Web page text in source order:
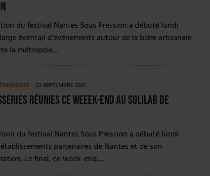
du festival Nantes Sous Pression a débuté lundi
éventail d’événements autour de la bière artisanale
la métropole…
22 SEPTEMBRE 2021
réunies ce weeek-end au Solilab de
du festival Nantes Sous Pression a débuté lundi
partenaires de Nantes et de son
Le final, ce week-end,…